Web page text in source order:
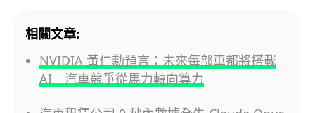
相關文章:
NVIDIA 黃仁勳預言：未來每部車都將搭載
AI 汽車競爭從馬力轉向算力